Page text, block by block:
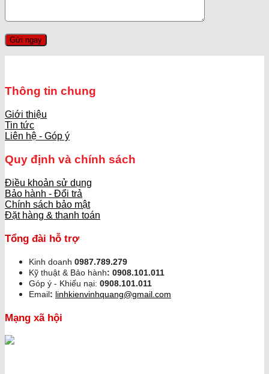
Thông tin chung
Giới thiệu
Tin tức
Liên hệ - Góp ý
Quy định và chính sách
Điều khoản sử dụng
Bảo hành - Đổi trả
Chính sách bảo mật
Đặt hàng & thanh toán
Tổng đài hỗ trợ
Kinh doanh 0987.789.279
Kỹ thuật & Bảo hành: 0908.101.011
Góp ý - Khiếu nại: 0908.101.011
Email: linhkienvinhquang@gmail.com
Mạng xã hội